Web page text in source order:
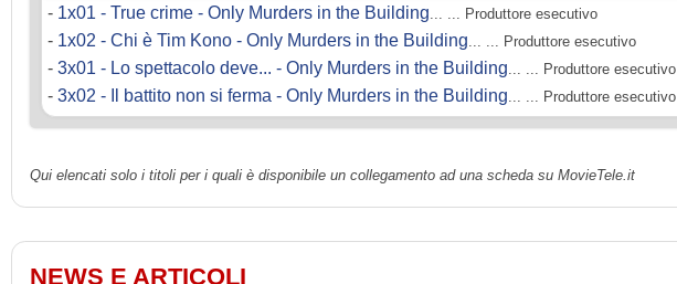
- 1x01 - True crime - Only Murders in the Building... ... Produttore esecutivo
- 1x02 - Chi è Tim Kono - Only Murders in the Building... ... Produttore esecutivo
- 3x01 - Lo spettacolo deve... - Only Murders in the Building... ... Produttore esecutivo
- 3x02 - Il battito non si ferma - Only Murders in the Building... ... Produttore esecutivo
Qui elencati solo i titoli per i quali è disponibile un collegamento ad una scheda su MovieTele.it
NEWS E ARTICOLI